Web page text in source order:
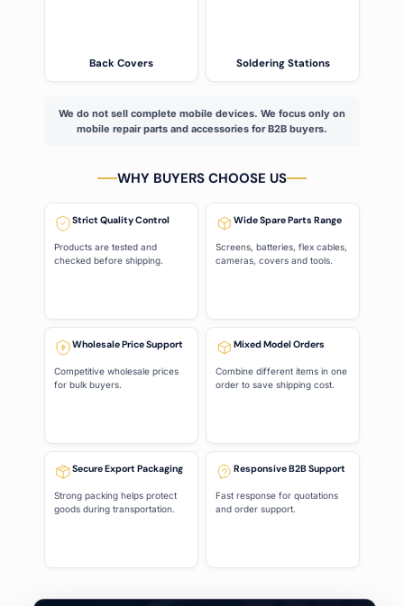
Back Covers Soldering Stations
We do not sell complete mobile devices. We focus only on
mobile repair parts and accessories for B2B buyers.
WHY BUYERS CHOOSE US
Strict Quality Control
Products are tested and
checked before shipping.
Wide Spare Parts Range
Screens, batteries, flex cables,
cameras, covers and tools.
Wholesale Price Support
Competitive wholesale prices
for bulk buyers.
Mixed Model Orders
Combine different items in one
order to save shipping cost.
Secure Export Packaging
Strong packing helps protect
goods during transportation.
Responsive B2B Support
Fast response for quotations
and order support.